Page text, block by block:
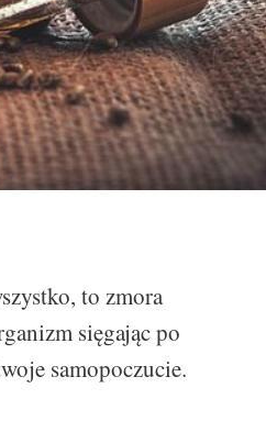
to zmora
sięgając po
samopoczucie.